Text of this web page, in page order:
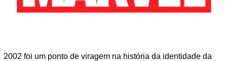
2002 foi um ponto de viragem na história da identidade da